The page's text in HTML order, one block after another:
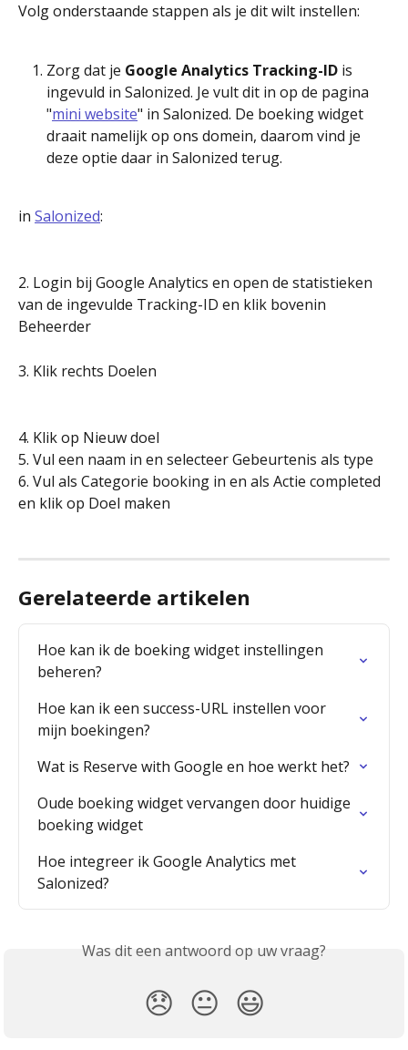
Volg onderstaande stappen als je dit wilt instellen:
Zorg dat je Google Analytics Tracking-ID is
ingevuld in Salonized. Je vult dit in op de pagina
"mini website" in Salonized. De boeking widget
draait namelijk op ons domein, daarom vind je
deze optie daar in Salonized terug.
in Salonized:
2. Login bij Google Analytics en open de statistieken
van de ingevulde Tracking-ID en klik bovenin
Beheerder
3. Klik rechts Doelen
4. Klik op Nieuw doel
5. Vul een naam in en selecteer Gebeurtenis als type
6. Vul als Categorie booking in en als Actie completed
en klik op Doel maken
Gerelateerde artikelen
Hoe kan ik de boeking widget instellingen
beheren?
Hoe kan ik een success-URL instellen voor
mijn boekingen?
Wat is Reserve with Google en hoe werkt het?
Oude boeking widget vervangen door huidige
boeking widget
Hoe integreer ik Google Analytics met
Salonized?
Was dit een antwoord op uw vraag?
😞 😐 😃